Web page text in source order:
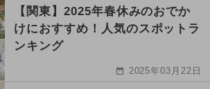
【関東】2025年春休みのおでか
けにおすすめ！人気のスポットラ
ンキング
2025年03月22日